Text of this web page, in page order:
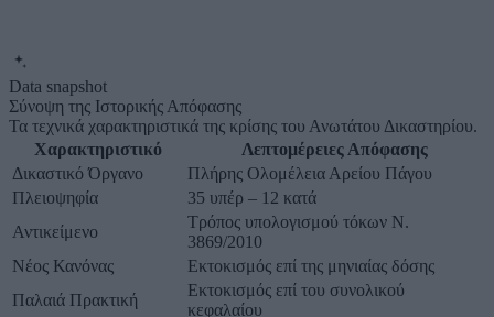
Data snapshot
Σύνοψη της Ιστορικής Απόφασης
Τα τεχνικά χαρακτηριστικά της κρίσης του Ανωτάτου Δικαστηρίου.
Χαρακτηριστικό
Λεπτομέρειες Απόφασης
Δικαστικό Όργανο
Πλήρης Ολομέλεια Αρείου Πάγου
Πλειοψηφία
35 υπέρ – 12 κατά
Αντικείμενο
Τρόπος υπολογισμού τόκων Ν.
3869/2010
Νέος Κανόνας
Εκτοκισμός επί της μηνιαίας δόσης
Παλαιά Πρακτική
Εκτοκισμός επί του συνολικού
κεφαλαίου